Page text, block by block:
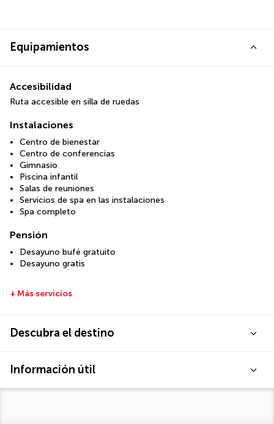
Equipamientos
Accesibilidad
Ruta accesible en silla de ruedas
Instalaciones
Centro de bienestar
Centro de conferencias
Gimnasio
Piscina infantil
Salas de reuniones
Servicios de spa en las instalaciones
Spa completo
Pensión
Desayuno bufé gratuito
Desayuno gratis
+ Más servicios
Descubra el destino
Información útil